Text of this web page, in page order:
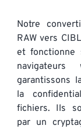
Notre
RAW vers
et fonctionne
navigateurs
garantissons
la
fichiers. Ils
par un